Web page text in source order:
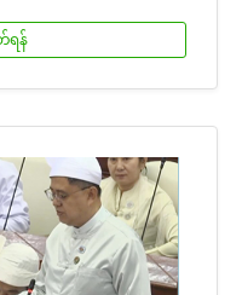
ရန်